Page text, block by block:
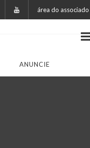
área do associado
ANUNCIE